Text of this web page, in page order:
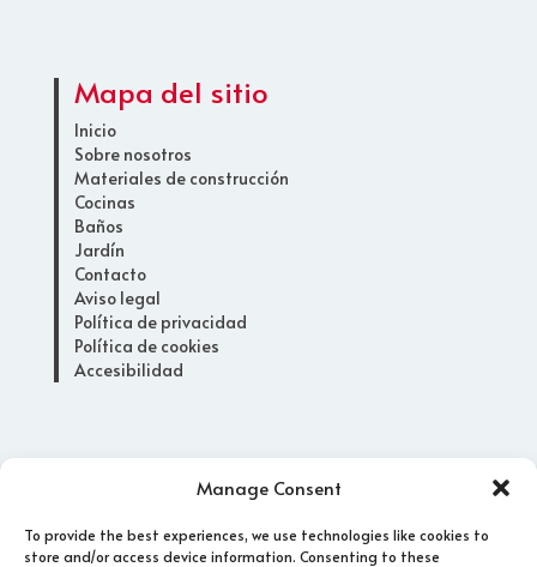
Manage Consent
To provide the best experiences, we use technologies like cookies to
store and/or access device information. Consenting to these
Mapa del sitio
Inicio
Sobre nosotros
Materiales de construcción
Cocinas
Baños
Jardín
Contacto
Aviso legal
Política de privacidad
Política de cookies
Accesibilidad
08:00 - 13:00
15:30 - 19:30